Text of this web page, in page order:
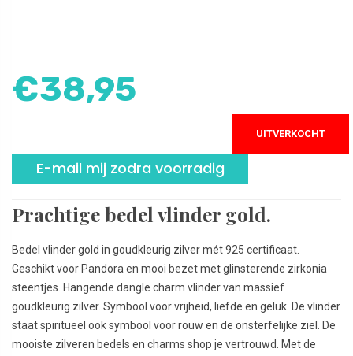
€38,95
UITVERKOCHT
E-mail mij zodra voorradig
Prachtige bedel vlinder gold.
Bedel vlinder gold in goudkleurig zilver mét 925 certificaat.
Geschikt voor Pandora en mooi bezet met glinsterende zirkonia
steentjes. Hangende dangle charm vlinder van massief
goudkleurig zilver. Symbool voor vrijheid, liefde en geluk. De vlinder
staat spiritueel ook symbool voor rouw en de onsterfelijke ziel. De
mooiste zilveren bedels en charms shop je vertrouwd. Met de